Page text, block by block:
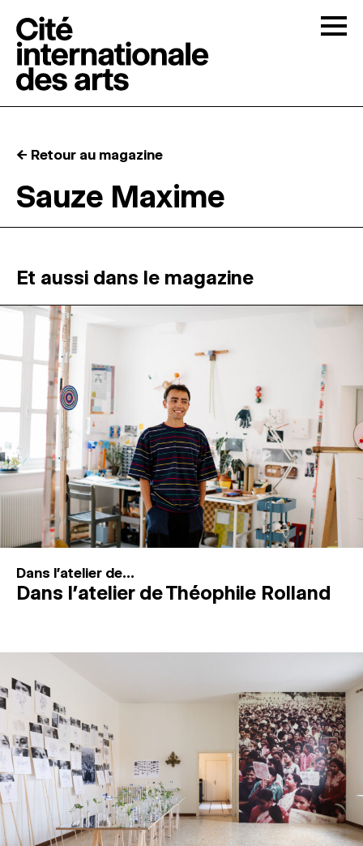
RÉSIDENCES ↓
ATELIERS OUVERTS
PROGRAMMATION
MAGAZINE
ESPACES DE PRATIQUE ARTISTIQUE ↓
Recherche
Connexion
← Retour au magazine
Sauze Maxime
Et aussi dans le magazine
Dans l'atelier de...
Dans l’atelier de Théophile Rolland